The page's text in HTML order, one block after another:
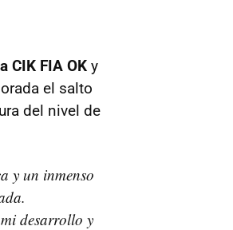
CIK FIA OK y
el salto
del nivel de
y un inmenso
desarrollo y